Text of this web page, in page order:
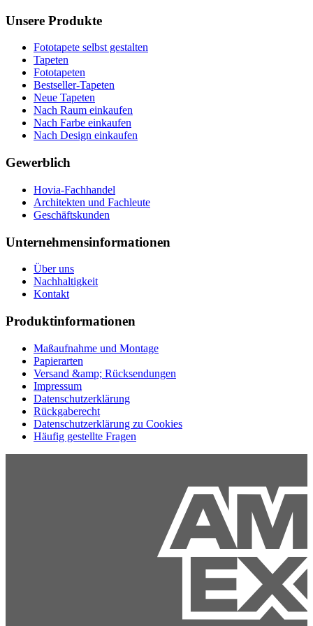
Unsere Produkte
Fototapete selbst gestalten
Tapeten
Fototapeten
Bestseller-Tapeten
Neue Tapeten
Nach Raum einkaufen
Nach Farbe einkaufen
Nach Design einkaufen
Gewerblich
Hovia-Fachhandel
Architekten und Fachleute
Geschäftskunden
Unternehmensinformationen
Über uns
Nachhaltigkeit
Kontakt
Produktinformationen
Maßaufnahme und Montage
Papierarten
Versand &amp; Rücksendungen
Impressum
Datenschutzerklärung
Rückgaberecht
Datenschutzerklärung zu Cookies
Häufig gestellte Fragen